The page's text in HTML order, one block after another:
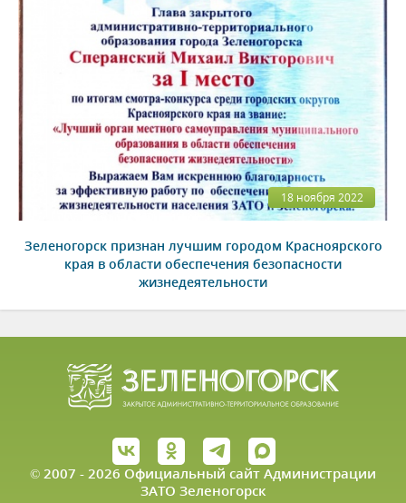
18 ноября 2022
Зеленогорск признан лучшим городом Красноярского
края в области обеспечения безопасности
жизнедеятельности
© 2007 - 2026 Официальный сайт Администрации
ЗАТО Зеленогорск